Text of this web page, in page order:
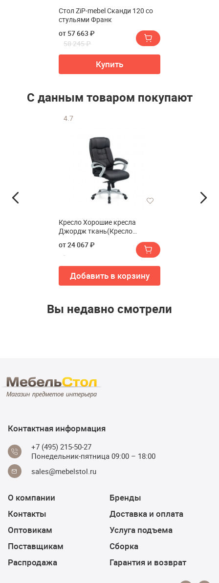
Стол ZiP-mebel Сканди 120 со
стульями Франк
от 57 663 ₽
58 245 ₽
Купить
С данным товаром покупают
4.7
Кресло Хорошие кресла
Джордж ткань(Кресло
от 24 067 ₽
Добавить в корзину
Вы недавно смотрели
Контактная информация
+7 (495) 215-50-27
Понедельник-пятница 09:00 – 18:00
sales@mebelstol.ru
О компании
Контакты
Оптовикам
Поставщикам
Распродажа
Бренды
Доставка и оплата
Услуга подъема
Сборка
Гарантия и возврат